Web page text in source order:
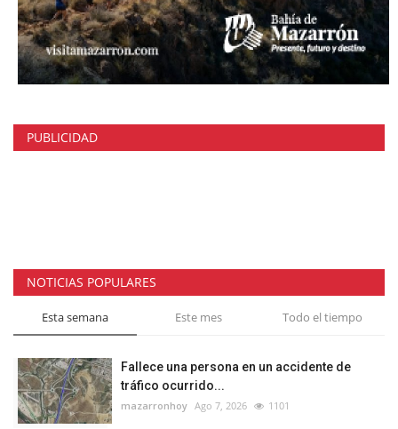
PUBLICIDAD
NOTICIAS POPULARES
Esta semana Este mes Todo el tiempo
Fallece una persona en un accidente de
tráfico ocurrido...
mazarronhoy Ago 7, 2026 1101